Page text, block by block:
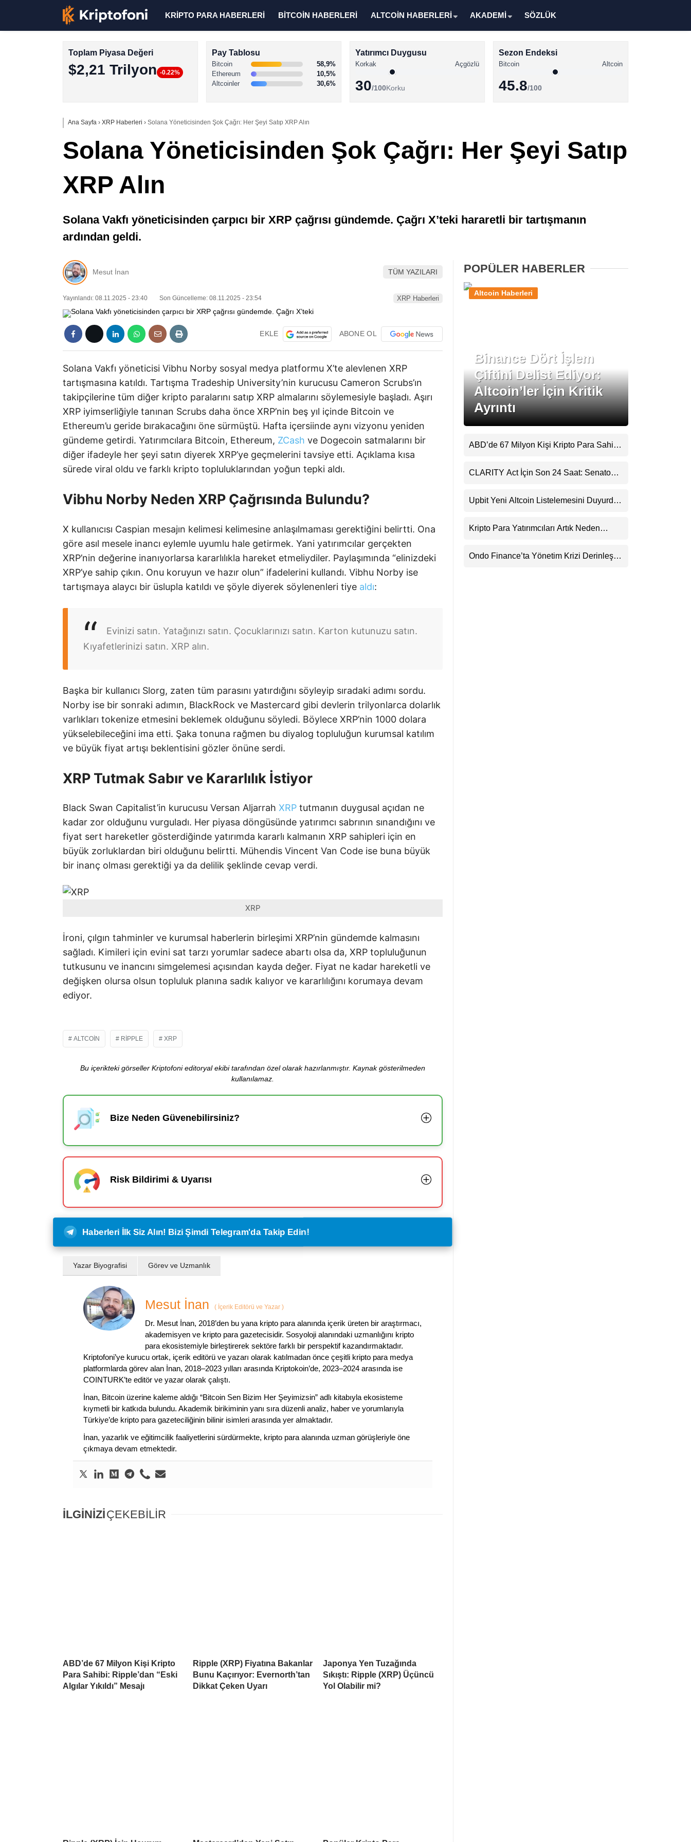
Altcoin Haberleri
KRİPTO PARA HABERLERİ BİTCOİN HABERLERİ ALTCOİN HABERLERİ AKADEMİ SÖZLÜK
Toplam Piyasa Değeri
$2,21 Trilyon -0.22%
Pay Tablosu
Bitcoin
58,9%
Ethereum
10,5%
Altcoinler
30,6%
Yatırımcı Duygusu
Korkak Açgözlü
30/100Korku
Sezon Endeksi
Bitcoin Altcoin
45.8/100
Ana Sayfa › XRP Haberleri › Solana Yöneticisinden Şok Çağrı: Her Şeyi Satıp XRP Alın
Solana Yöneticisinden Şok Çağrı: Her Şeyi Satıp
XRP Alın
Solana Vakfı yöneticisinden çarpıcı bir XRP çağrısı gündemde. Çağrı X’teki hararetli bir tartışmanın
ardından geldi.
Mesut İnan TÜM YAZILARI
Yayınlandı: 08.11.2025 - 23:40 Son Güncelleme: 08.11.2025 - 23:54 XRP Haberleri
EKLE ABONE OL
Solana Vakfı yöneticisi Vibhu Norby sosyal medya platformu X’te alevlenen XRP
tartışmasına katıldı. Tartışma Tradeship University’nin kurucusu Cameron Scrubs’ın
takipçilerine tüm diğer kripto paralarını satıp XRP almalarını söylemesiyle başladı. Aşırı
XRP iyimserliğiyle tanınan Scrubs daha önce XRP’nin beş yıl içinde Bitcoin ve
Ethereum’u geride bırakacağını öne sürmüştü. Hafta içersiinde aynı vizyonu yeniden
gündeme getirdi. Yatırımcılara Bitcoin, Ethereum, ZCash ve Dogecoin satmalarını bir
diğer ifadeyle her şeyi satın diyerek XRP’ye geçmelerini tavsiye etti. Açıklama kısa
sürede viral oldu ve farklı kripto topluluklarından yoğun tepki aldı.
Vibhu Norby Neden XRP Çağrısında Bulundu?
X kullanıcısı Caspian mesajın kelimesi kelimesine anlaşılmaması gerektiğini belirtti. Ona
göre asıl mesele inancı eylemle uyumlu hale getirmek. Yani yatırımcılar gerçekten
XRP’nin değerine inanıyorlarsa kararlılıkla hareket etmeliydiler. Paylaşımında “elinizdeki
XRP’ye sahip çıkın. Onu koruyun ve hazır olun” ifadelerini kullandı. Vibhu Norby ise
tartışmaya alaycı bir üslupla katıldı ve şöyle diyerek söylenenleri tiye aldı:
Evinizi satın. Yatağınızı satın. Çocuklarınızı satın. Karton kutunuzu satın.
Kıyafetlerinizi satın. XRP alın.
Başka bir kullanıcı Slorg, zaten tüm parasını yatırdığını söyleyip sıradaki adımı sordu.
Norby ise bir sonraki adımın, BlackRock ve Mastercard gibi devlerin trilyonlarca dolarlık
varlıkları tokenize etmesini beklemek olduğunu söyledi. Böylece XRP’nin 1000 dolara
yükselebileceğini ima etti. Şaka tonuna rağmen bu diyalog topluluğun kurumsal katılım
ve büyük fiyat artışı beklentisini gözler önüne serdi.
XRP Tutmak Sabır ve Kararlılık İstiyor
Black Swan Capitalist’in kurucusu Versan Aljarrah XRP tutmanın duygusal açıdan ne
kadar zor olduğunu vurguladı. Her piyasa döngüsünde yatırımcı sabrının sınandığını ve
fiyat sert hareketler gösterdiğinde yatırımda kararlı kalmanın XRP sahipleri için en
büyük zorluklardan biri olduğunu belirtti. Mühendis Vincent Van Code ise buna büyük
bir inanç olması gerektiği ya da delilik şeklinde cevap verdi.
XRP
İroni, çılgın tahminler ve kurumsal haberlerin birleşimi XRP’nin gündemde kalmasını
sağladı. Kimileri için evini sat tarzı yorumlar sadece abartı olsa da, XRP topluluğunun
tutkusunu ve inancını simgelemesi açısından kayda değer. Fiyat ne kadar hareketli ve
değişken olursa olsun topluluk planına sadık kalıyor ve kararlılığını korumaya devam
ediyor.
ALTCOIN RIPPLE XRP
Bu içerikteki görseller Kriptofoni editoryal ekibi tarafından özel olarak hazırlanmıştır. Kaynak gösterilmeden
kullanılamaz.
Bize Neden Güvenebilirsiniz?
Risk Bildirimi & Uyarısı
Haberleri İlk Siz Alın! Bizi Şimdi Telegram'da Takip Edin!
Yazar Biyografisi Görev ve Uzmanlık
Mesut İnan ( İçerik Editörü ve Yazar )
Dr. Mesut İnan, 2018’den bu yana kripto para alanında içerik üreten bir araştırmacı,
akademisyen ve kripto para gazetecisidir. Sosyoloji alanındaki uzmanlığını kripto
para ekosistemiyle birleştirerek sektöre farklı bir perspektif kazandırmaktadır.
Kriptofoni’ye kurucu ortak, içerik editörü ve yazarı olarak katılmadan önce çeşitli kripto para medya
platformlarda görev alan İnan, 2018–2023 yılları arasında Kriptokoin’de, 2023–2024 arasında ise
COINTURK’te editör ve yazar olarak çalıştı.
İnan, Bitcoin üzerine kaleme aldığı “Bitcoin Sen Bizim Her Şeyimizsin” adlı kitabıyla ekosisteme
kıymetli bir katkıda bulundu. Akademik birikiminin yanı sıra düzenli analiz, haber ve yorumlarıyla
Türkiye’de kripto para gazeteciliğinin bilinir isimleri arasında yer almaktadır.
İnan, yazarlık ve eğitimcilik faaliyetlerini sürdürmekte, kripto para alanında uzman görüşleriyle öne
çıkmaya devam etmektedir.
İLGİNİZİÇEKEBİLİR
ABD’de 67 Milyon Kişi Kripto
Para Sahibi: Ripple’dan “Eski
Algılar Yıkıldı” Mesajı
Ripple (XRP) Fiyatına Bakanlar
Bunu Kaçırıyor: Evernorth’tan
Dikkat Çeken Uyarı
Japonya Yen Tuzağında
Sıkıştı: Ripple (XRP) Üçüncü
Yol Olabilir mi?
POPÜLER HABERLER
Binance Dört İşlem
Çiftini Delist Ediyor:
Altcoin’ler İçin Kritik
Ayrıntı
Altcoin Haberleri
ABD’de 67 Milyon Kişi Kripto Para Sahibi:
CLARITY Act İçin Son 24 Saat: Senato
Beklentisini Bozabilir
Upbit Yeni Altcoin Listelemesini Duyurdu:
Görecek
Kripto Para Yatırımcıları Artık Neden
Ondo Finance’ta Yönetim Krizi Derinleşti: